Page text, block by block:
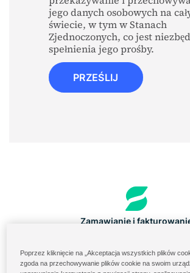
jego danych osobowych na
świecie, w tym w Stanach
Zjednoczonych, co jest
spełnienia jego prośby.
PRZEŚLIJ
Zamawianie i
Logowanie do chmury
Poprzez kliknięcie na „Akceptacja wszystkich plików
zgoda na przechowywanie plików cookie na swoim